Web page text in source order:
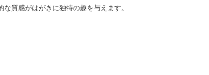
質感がはがきに独特の趣を与えます。